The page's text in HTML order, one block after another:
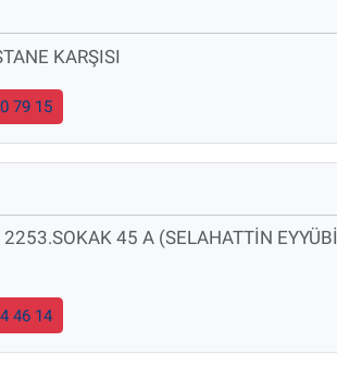
KARŞISI
79 15
45 A (SELAHATTİN
46 14